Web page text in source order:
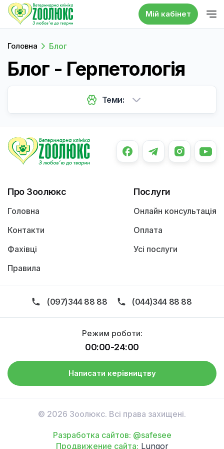
Мій кабінет
Головна Блог
Блог - Герпетологія
Теми:
Про Зоолюкс
Головна
Контакти
Фахівці
Правила
Послуги
Онлайн консультація
Оплата
Усі послуги
(097)344 88 88 (044)344 88 88
Режим роботи:
00:00-24:00
Написати керівництву
© 2026 Зоолюкс. Всі права захищені.
Разработка сайтов: @safesee
Продвижение сайта: Lungor